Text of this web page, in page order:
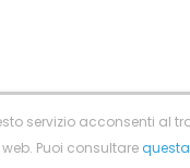
servizio acconsenti al
Puoi consultare